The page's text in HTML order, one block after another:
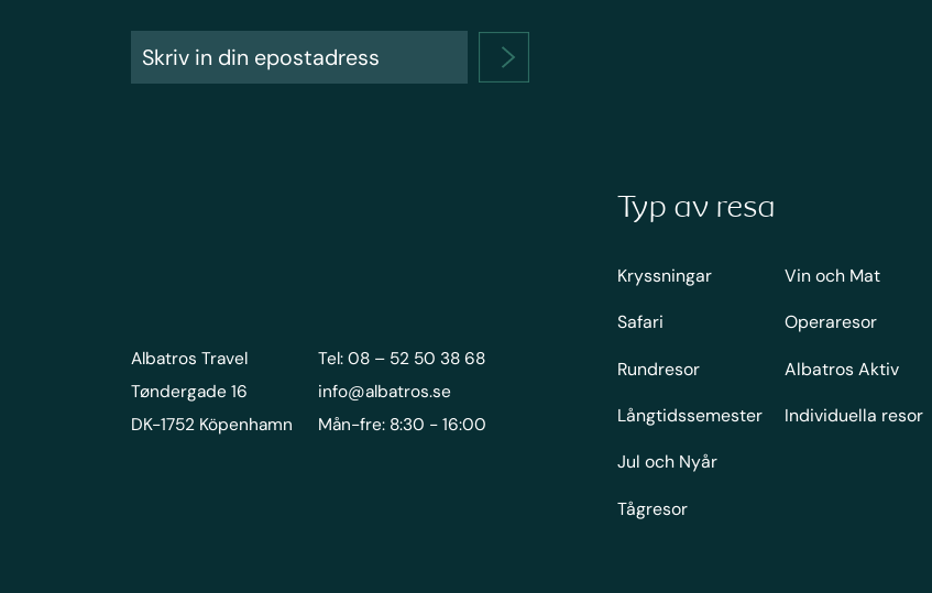
Albatros Travel
Tøndergade 16
DK-1752 Köpenhamn
Tel: 08 – 52 50 38 68
info@albatros.se
Mån-fre: 8:30 - 16:00
Typ av resa
Kryssningar
Safari
Rundresor
Långtidssemester
Jul och Nyår
Tågresor
Vin och Mat
Operaresor
Albatros Aktiv
Individuella resor